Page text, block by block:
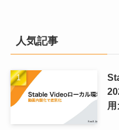
人気記事